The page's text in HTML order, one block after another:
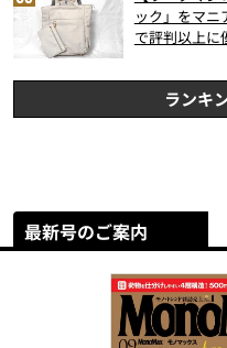
ック」をマニ
で評判以上に
ランキ
最新号のご案内